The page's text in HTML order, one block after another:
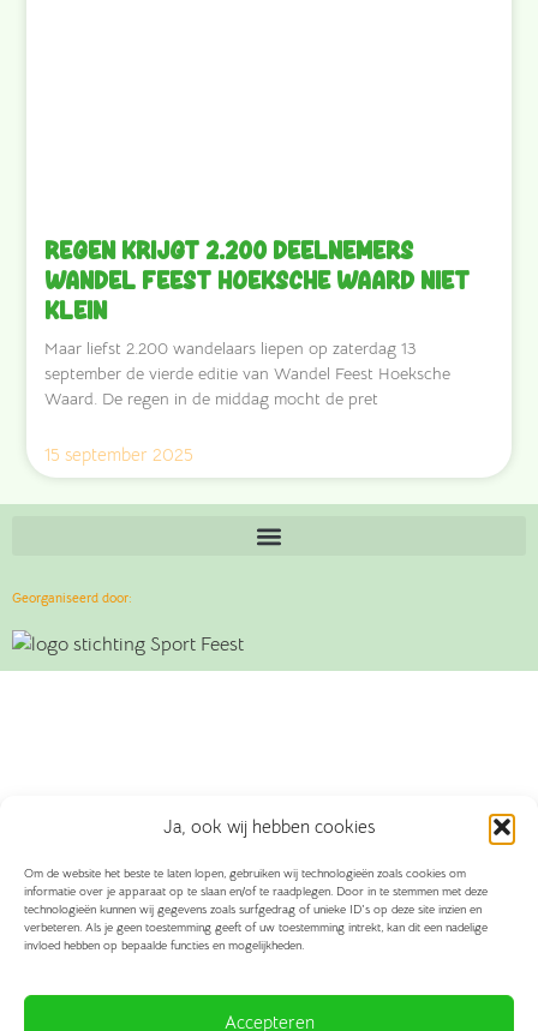
Ja, ook wij hebben cookies
Om de website het beste te laten lopen, gebruiken wij technologieën zoals cookies om
informatie over je apparaat op te slaan en/of te raadplegen. Door in te stemmen met deze
technologieën kunnen wij gegevens zoals surfgedrag of unieke ID's op deze site inzien en
verbeteren. Als je geen toestemming geeft of uw toestemming intrekt, kan dit een nadelige
invloed hebben op bepaalde functies en mogelijkheden.
Accepteren
Regen krijgt 2.200 deelnemers
Wandel Feest Hoeksche Waard niet
klein
Maar liefst 2.200 wandelaars liepen op zaterdag 13
september de vierde editie van Wandel Feest Hoeksche
Waard. De regen in de middag mocht de pret
15 september 2025
Georganiseerd door: